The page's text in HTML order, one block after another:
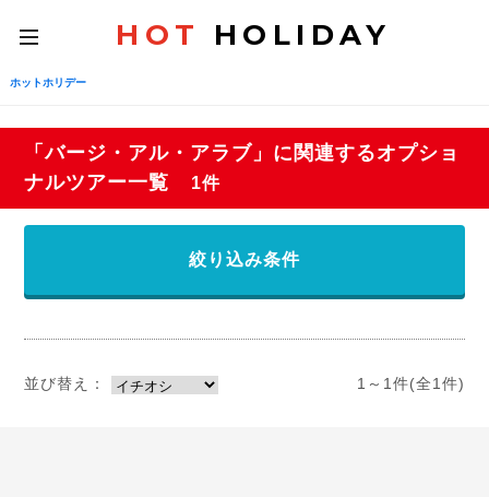
toggle
navigation
HOT HOLIDAY
ホットホリデー
「バージ・アル・アラブ」に関連するオプショ
ナルツアー一覧
1件
絞り込み条件
並び替え： 1～1件(全1件)